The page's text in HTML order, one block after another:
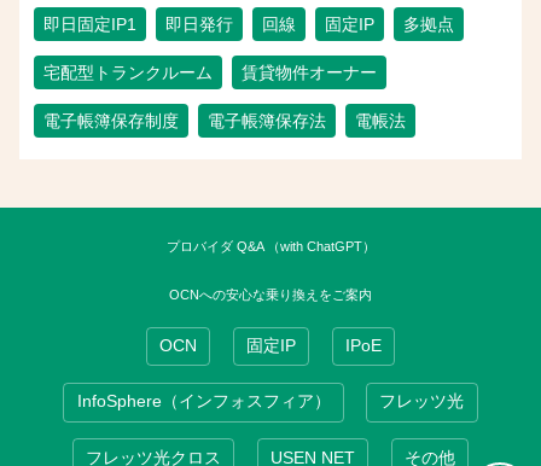
即日固定IP1 即日発行 回線 固定IP 多拠点
宅配型トランクルーム 賃貸物件オーナー
電子帳簿保存制度 電子帳簿保存法 電帳法
プロバイダ Q&A （with ChatGPT）
OCNへの安心な乗り換えをご案内
OCN 固定IP IPoE
InfoSphere（インフォスフィア） フレッツ光
フレッツ光クロス USEN NET その他